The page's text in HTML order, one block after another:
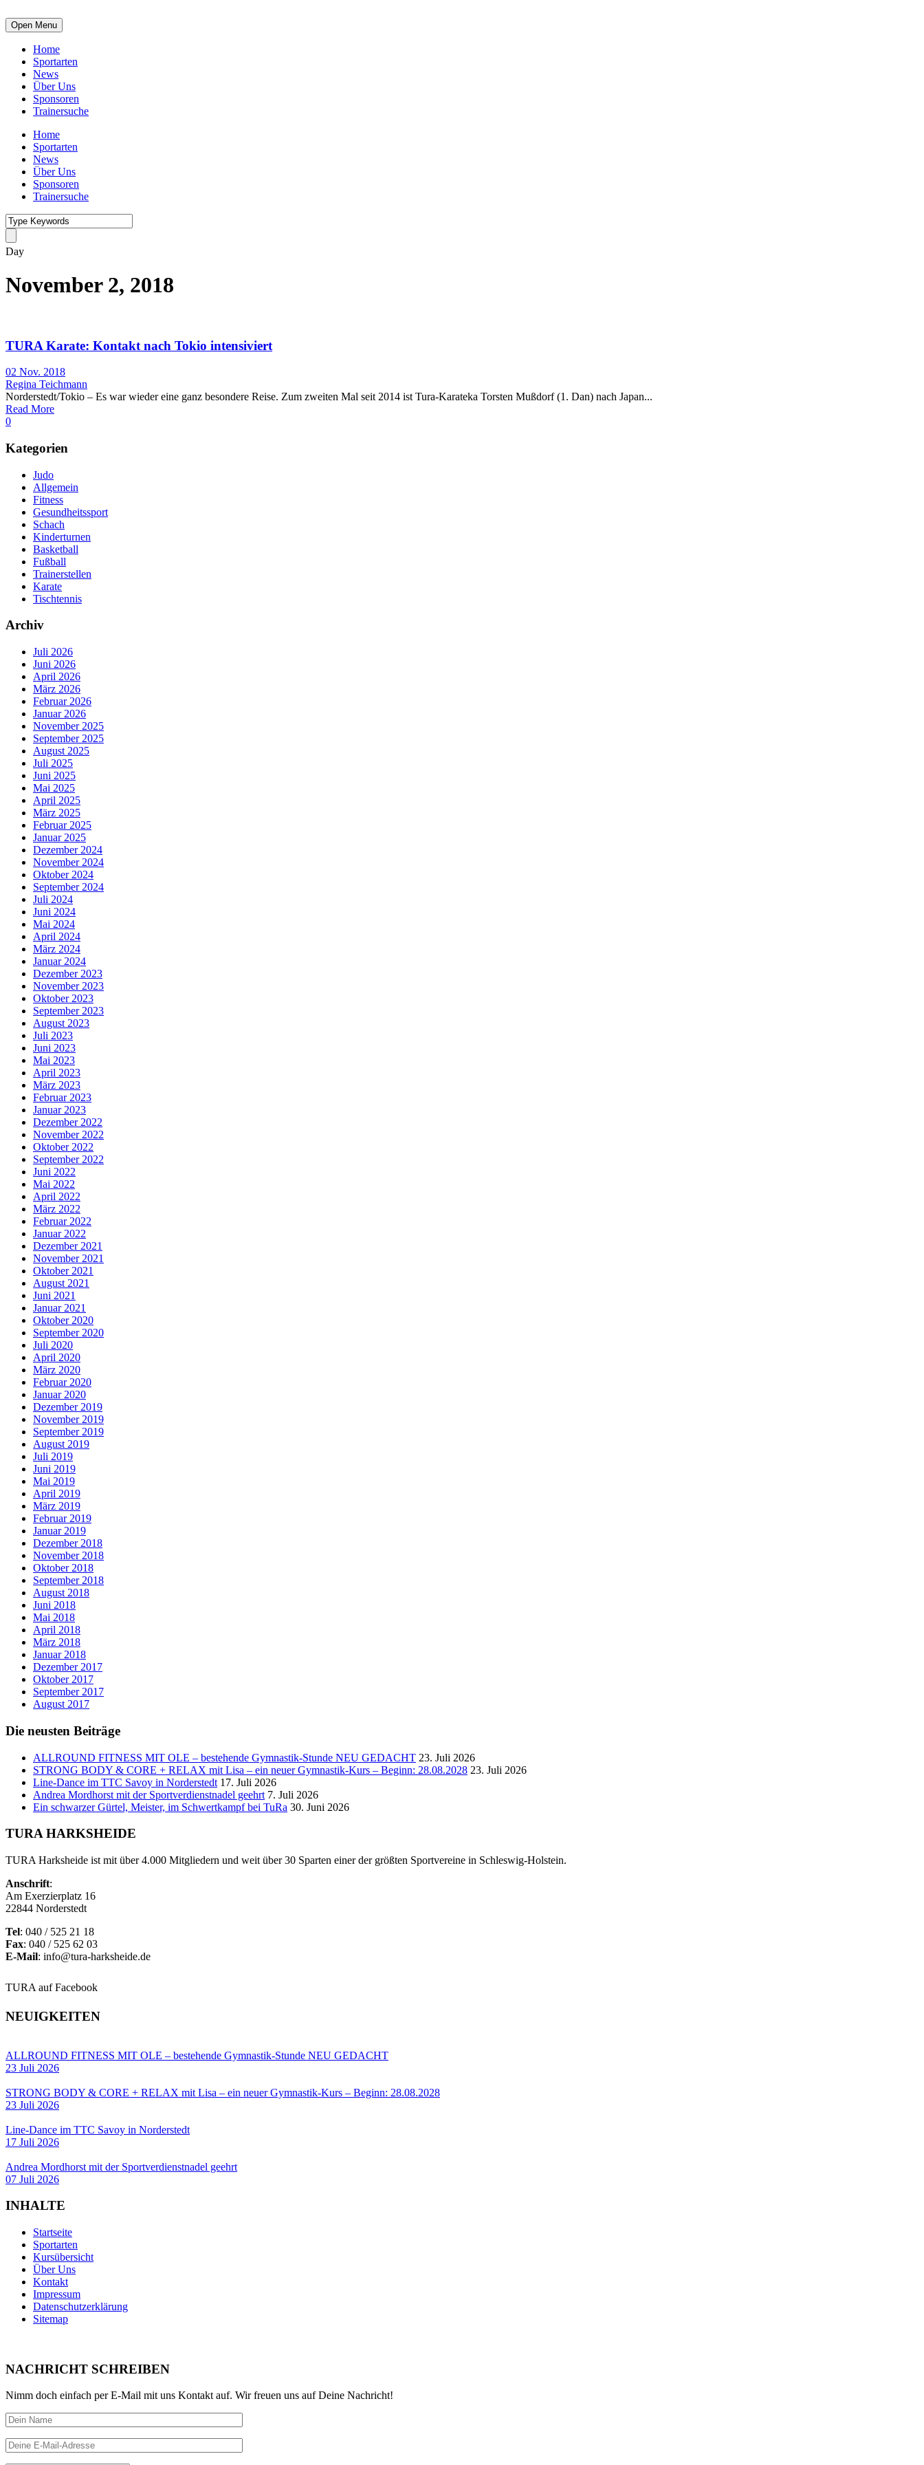
Open Menu
Home
Sportarten
News
Über Uns
Sponsoren
Trainersuche
Home
Sportarten
News
Über Uns
Sponsoren
Trainersuche
Day
November 2, 2018
TURA Karate: Kontakt nach Tokio intensiviert
02 Nov. 2018
Regina Teichmann
Norderstedt/Tokio – Es war wieder eine ganz besondere Reise. Zum zweiten Mal seit 2014 ist Tura-Karateka Torsten Mußdorf (1. Dan) nach Japan...
Read More
0
Kategorien
Judo
Allgemein
Fitness
Gesundheitssport
Schach
Kinderturnen
Basketball
Fußball
Trainerstellen
Karate
Tischtennis
Archiv
Juli 2026
Juni 2026
April 2026
März 2026
Februar 2026
Januar 2026
November 2025
September 2025
August 2025
Juli 2025
Juni 2025
Mai 2025
April 2025
März 2025
Februar 2025
Januar 2025
Dezember 2024
November 2024
Oktober 2024
September 2024
Juli 2024
Juni 2024
Mai 2024
April 2024
März 2024
Januar 2024
Dezember 2023
November 2023
Oktober 2023
September 2023
August 2023
Juli 2023
Juni 2023
Mai 2023
April 2023
März 2023
Februar 2023
Januar 2023
Dezember 2022
November 2022
Oktober 2022
September 2022
Juni 2022
Mai 2022
April 2022
März 2022
Februar 2022
Januar 2022
Dezember 2021
November 2021
Oktober 2021
August 2021
Juni 2021
Januar 2021
Oktober 2020
September 2020
Juli 2020
April 2020
März 2020
Februar 2020
Januar 2020
Dezember 2019
November 2019
September 2019
August 2019
Juli 2019
Juni 2019
Mai 2019
April 2019
März 2019
Februar 2019
Januar 2019
Dezember 2018
November 2018
Oktober 2018
September 2018
August 2018
Juni 2018
Mai 2018
April 2018
März 2018
Januar 2018
Dezember 2017
Oktober 2017
September 2017
August 2017
Die neusten Beiträge
ALLROUND FITNESS MIT OLE – bestehende Gymnastik-Stunde NEU GEDACHT 23. Juli 2026
STRONG BODY & CORE + RELAX mit Lisa – ein neuer Gymnastik-Kurs – Beginn: 28.08.2028 23. Juli 2026
Line-Dance im TTC Savoy in Norderstedt 17. Juli 2026
Andrea Mordhorst mit der Sportverdienstnadel geehrt 7. Juli 2026
Ein schwarzer Gürtel, Meister, im Schwertkampf bei TuRa 30. Juni 2026
TURA HARKSHEIDE
TURA Harksheide ist mit über 4.000 Mitgliedern und weit über 30 Sparten einer der größten Sportvereine in Schleswig-Holstein.
Anschrift:
Am Exerzierplatz 16
22844 Norderstedt
Tel: 040 / 525 21 18
Fax: 040 / 525 62 03
E-Mail: info@tura-harksheide.de
TURA auf Facebook
NEUIGKEITEN
ALLROUND FITNESS MIT OLE – bestehende Gymnastik-Stunde NEU GEDACHT
23 Juli 2026
STRONG BODY & CORE + RELAX mit Lisa – ein neuer Gymnastik-Kurs – Beginn: 28.08.2028
23 Juli 2026
Line-Dance im TTC Savoy in Norderstedt
17 Juli 2026
Andrea Mordhorst mit der Sportverdienstnadel geehrt
07 Juli 2026
INHALTE
Startseite
Sportarten
Kursübersicht
Über Uns
Kontakt
Impressum
Datenschutzerklärung
Sitemap
NACHRICHT SCHREIBEN
Nimm doch einfach per E-Mail mit uns Kontakt auf. Wir freuen uns auf Deine Nachricht!